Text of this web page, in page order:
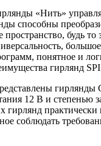
«Нить»
способны
будь то
понятное и
гирлянд
гирлянды
12 В и степенью
гирлянд
соблюдать